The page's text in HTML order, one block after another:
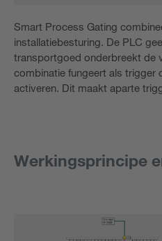
Smart Process Gating
installatiebesturing. De PLC
transportgoed onderbreekt de
combinatie fungeert als trigger
activeren. Dit maakt aparte
Werkingsprincipe